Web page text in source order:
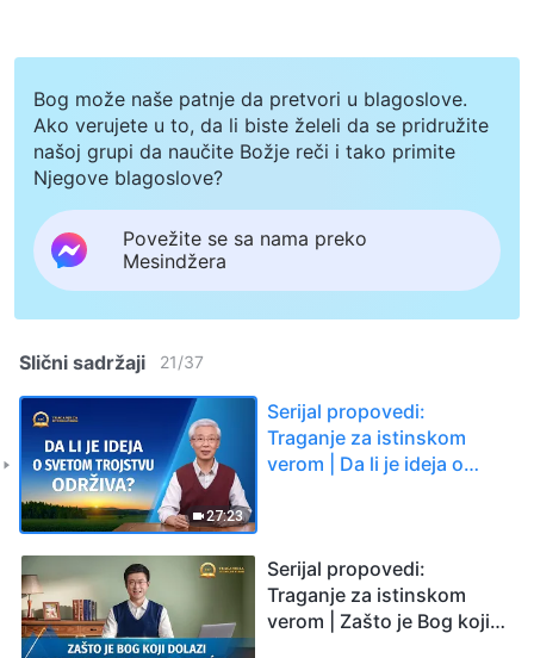
Bog može naše patnje da pretvori u blagoslove.
Ako verujete u to, da li biste želeli da se pridružite
našoj grupi da naučite Božje reči i tako primite
Njegove blagoslove?
Povežite se sa nama preko
Mesindžera
Slični sadržaji 21/37
27:23
Serijal propovedi:
Traganje za istinskom
verom | Da li je ideja o
Serijal propovedi:
Traganje za istinskom
verom | Zašto je Bog koji